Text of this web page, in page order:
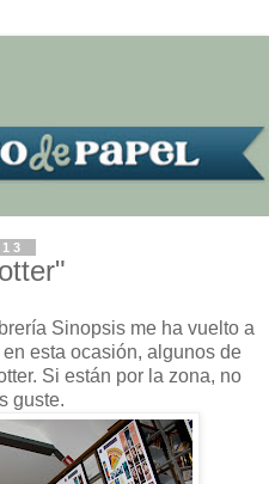
Sinopsis me ha vuelto a
esta ocasión, algunos de
Si están por la zona, no
guste.